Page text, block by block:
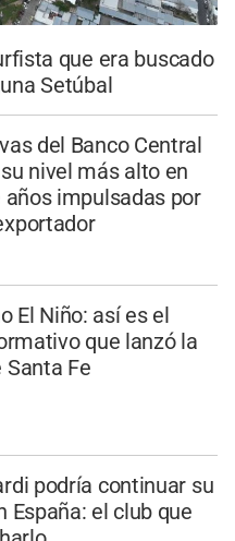
que era buscado
Setúbal
del Banco Central
nivel más alto en
años impulsadas por
El Niño: así es el
que lanzó la
Santa Fe
podría continuar su
España: el club que